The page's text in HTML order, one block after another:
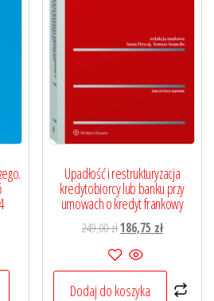
zł.
Upadłość i restrukturyzacja
kredytobiorcy lub banku przy
umowach o kredyt frankowy
249,00złPierwotna
cena
wynosiła:
249,00 zł.
186,75 złAktualna
186,75 zł.
Dodaj do koszyka